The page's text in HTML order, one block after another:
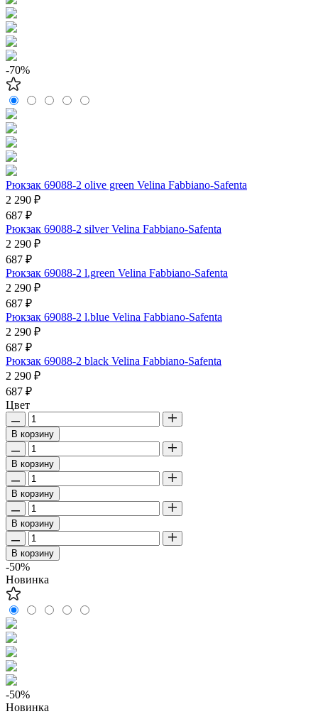
-70%
Рюкзак 69088-2 olive green Velina Fabbiano-Safenta
2 290 ₽
687 ₽
Рюкзак 69088-2 silver Velina Fabbiano-Safenta
2 290 ₽
687 ₽
Рюкзак 69088-2 l.green Velina Fabbiano-Safenta
2 290 ₽
687 ₽
Рюкзак 69088-2 l.blue Velina Fabbiano-Safenta
2 290 ₽
687 ₽
Рюкзак 69088-2 black Velina Fabbiano-Safenta
2 290 ₽
687 ₽
Цвет
В корзину
В корзину
В корзину
В корзину
В корзину
-50%
Новинка
-50%
Новинка